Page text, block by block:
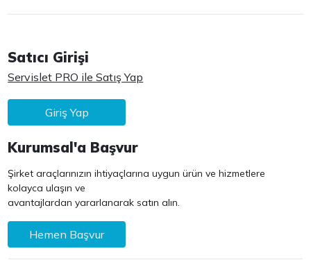
Satıcı Girişi
Servislet PRO ile Satış Yap
Giriş Yap
Kurumsal'a Başvur
Şirket araçlarınızın ihtiyaçlarına uygun ürün ve hizmetlere
kolayca ulaşın ve
avantajlardan yararlanarak satın alın.
Hemen Başvur